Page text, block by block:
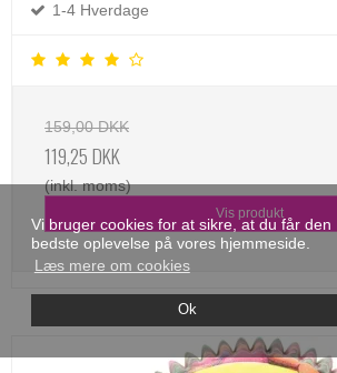
Vi bruger cookies for at sikre, at du får den
bedste oplevelse på vores hjemmeside.
Læs mere om cookies
Ok
1-4 Hverdage
159,00 DKK
119,25 DKK
(inkl. moms)
Vis produkt